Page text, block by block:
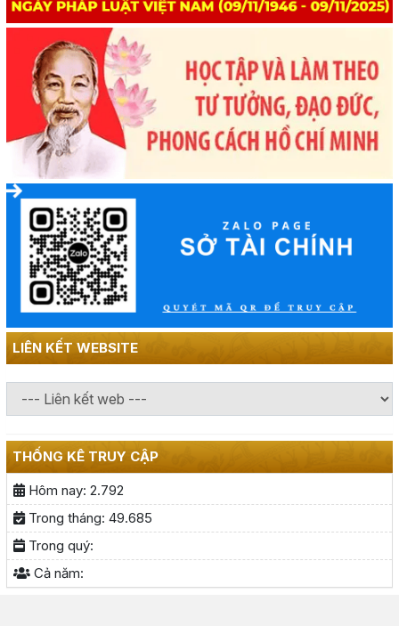
LIÊN KẾT WEBSITE
THỐNG KÊ TRUY CẬP
Hôm nay: 2.792
Trong tháng: 49.685
Trong quý:
Cả năm: